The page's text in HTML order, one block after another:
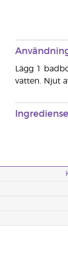
Lägg 1
vatten. Njut